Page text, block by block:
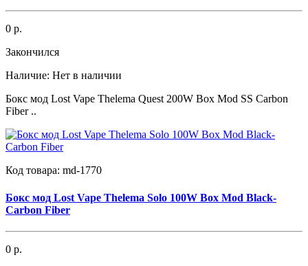
0 р.
Закончился
Наличие: Нет в наличии
Бокс мод Lost Vape Thelema Quest 200W Box Mod SS Carbon
Fiber ..
Код товара: md-1770
Бокс мод Lost Vape Thelema Solo 100W Box Mod Black-
Carbon Fiber
0 р.